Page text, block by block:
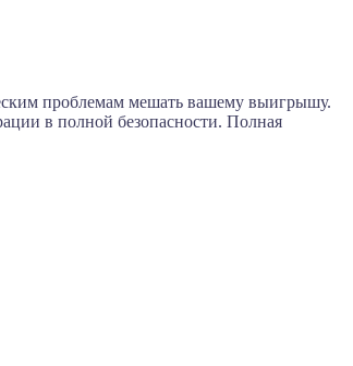
проблемам мешать вашему выигрышу.
в полной безопасности. Полная